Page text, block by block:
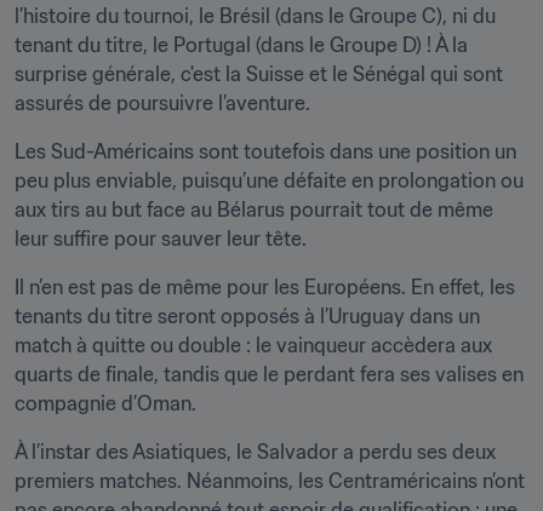
l’histoire du tournoi, le Brésil (dans le Groupe C), ni du
tenant du titre, le Portugal (dans le Groupe D) ! À la
surprise générale, c'est la Suisse et le Sénégal qui sont
assurés de poursuivre l’aventure.
Les Sud-Américains sont toutefois dans une position un
peu plus enviable, puisqu’une défaite en prolongation ou
aux tirs au but face au Bélarus pourrait tout de même
leur suffire pour sauver leur tête.
Il n’en est pas de même pour les Européens. En effet, les
tenants du titre seront opposés à l’Uruguay dans un
match à quitte ou double : le vainqueur accèdera aux
quarts de finale, tandis que le perdant fera ses valises en
compagnie d’Oman.
À l’instar des Asiatiques, le Salvador a perdu ses deux
premiers matches. Néanmoins, les Centraméricains n’ont